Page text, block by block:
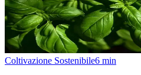
Coltivazione Sostenibile6 min